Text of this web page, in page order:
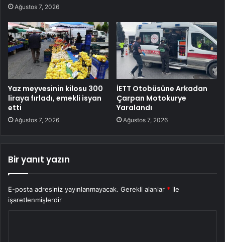
Ağustos 7, 2026
Yaz meyvesinin kilosu 300
liraya fırladı, emekli isyan
etti
Ağustos 7, 2026
İETT Otobüsüne Arkadan
Çarpan Motokurye
Yaralandı
Ağustos 7, 2026
Bir yanıt yazın
E-posta adresiniz yayınlanmayacak. Gerekli alanlar * ile
işaretlenmişlerdir